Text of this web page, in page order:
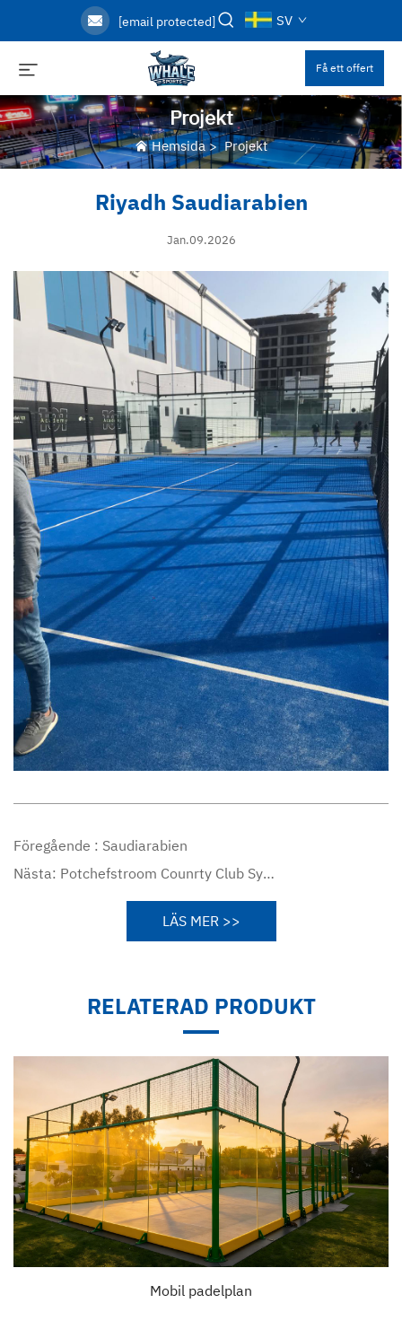
[email protected] SV
Få ett offert
Projekt
Hemsida>Projekt
Riyadh Saudiarabien
Jan.09.2026
Föregående : Saudiarabien
Nästa: Potchefstroom Counrty Club Sydafrika
LÄS MER >>
RELATERAD PRODUKT
Mobil padelplan